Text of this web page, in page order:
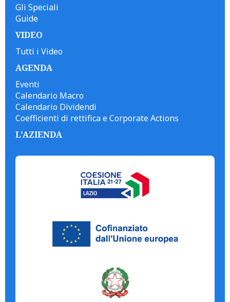
Gli Speciali
Guide
VIDEO
Tutti i Video
AGENDA
Eventi
Calendario Macro
Calendario Dividendi
Coefficienti di rettifica e Corporate Actions
L'AZIENDA